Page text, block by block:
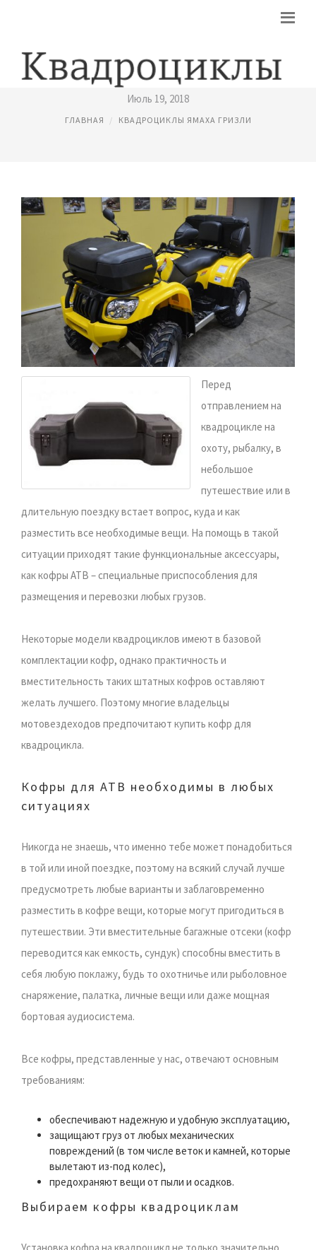
КОФРЫ ДЛЯ КВАДРОЦИКЛОВ
Июль 19, 2018
ГЛАВНАЯ КВАДРОЦИКЛЫ ЯМАХА ГРИЗЛИ
Перед
отправлением на
квадроцикле на
охоту, рыбалку, в
небольшое
путешествие или в
длительную поездку встает вопрос, куда и как
разместить все необходимые вещи. На помощь в такой
ситуации приходят такие функциональные аксессуары,
как кофры АТВ – специальные приспособления для
размещения и перевозки любых грузов.
Некоторые модели квадроциклов имеют в базовой
комплектации кофр, однако практичность и
вместительность таких штатных кофров оставляют
желать лучшего. Поэтому многие владельцы
мотовездеходов предпочитают купить кофр для
квадроцикла.
Кофры для АТВ необходимы в любых
ситуациях
Никогда не знаешь, что именно тебе может понадобиться
в той или иной поездке, поэтому на всякий случай лучше
предусмотреть любые варианты и заблаговременно
разместить в кофре вещи, которые могут пригодиться в
путешествии. Эти вместительные багажные отсеки (кофр
переводится как емкость, сундук) способны вместить в
себя любую поклажу, будь то охотничье или рыболовное
снаряжение, палатка, личные вещи или даже мощная
бортовая аудиосистема.
Все кофры, представленные у нас, отвечают основным
требованиям:
обеспечивают надежную и удобную эксплуатацию,
защищают груз от любых механических
повреждений (в том числе веток и камней, которые
вылетают из-под колес),
предохраняют вещи от пыли и осадков.
Выбираем кофры квадроциклам